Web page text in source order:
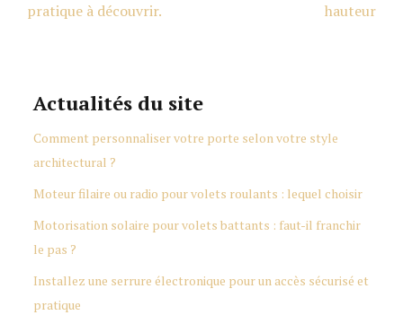
pratique à découvrir.
hauteur
Actualités du site
Comment personnaliser votre porte selon votre style
architectural ?
Moteur filaire ou radio pour volets roulants : lequel choisir
Motorisation solaire pour volets battants : faut-il franchir
le pas ?
Installez une serrure électronique pour un accès sécurisé et
pratique